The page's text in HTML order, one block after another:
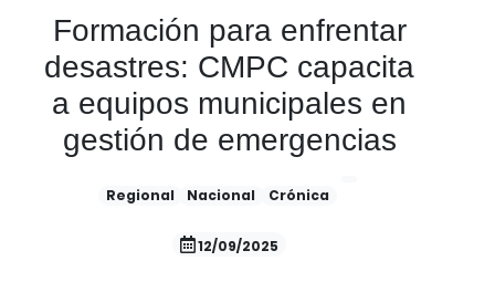
Formación para enfrentar
desastres: CMPC capacita
a equipos municipales en
gestión de emergencias
Regional Nacional Crónica
12/09/2025